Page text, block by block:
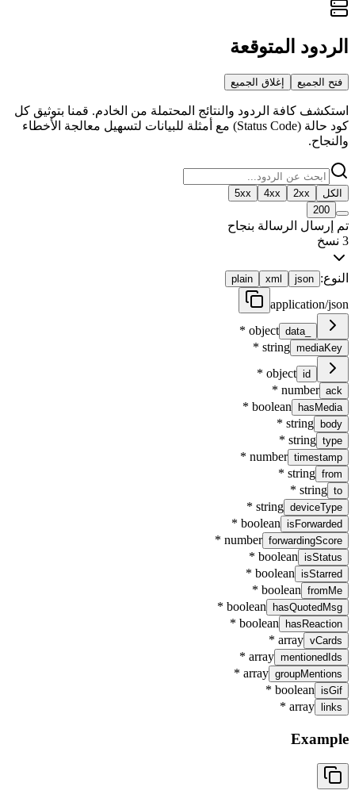
الردود المتوقعة
فتح الجميع إغلاق الجميع
استكشف كافة الردود والنتائج المحتملة من الخادم. قمنا بتوثيق كل
كود حالة (Status Code) مع أمثلة للبيانات لتسهيل معالجة الأخطاء
والنجاح.
الكل 2xx
4xx
5xx
200
تم إرسال الرسالة بنجاح
3 نسخ
النوع: json
xml
plain
application/json
_data
object
*
mediaKey
string
*
id
object
*
ack
number
*
hasMedia
boolean
*
body
string
*
type
string
*
timestamp
number
*
from
string
*
to
string
*
deviceType
string
*
isForwarded
boolean
*
forwardingScore
number
*
isStatus
boolean
*
isStarred
boolean
*
fromMe
boolean
*
hasQuotedMsg
boolean
*
hasReaction
boolean
*
vCards
array
*
mentionedIds
array
*
groupMentions
array
*
isGif
boolean
*
links
array
*
Example